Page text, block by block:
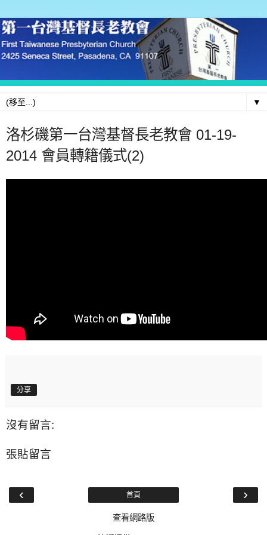
▼
洛杉磯第一台灣基督長老教會 01-19-
2014 會員轉籍儀式(2)
分享
沒有留言:
張貼留言
‹ ›
首頁
查看網路版